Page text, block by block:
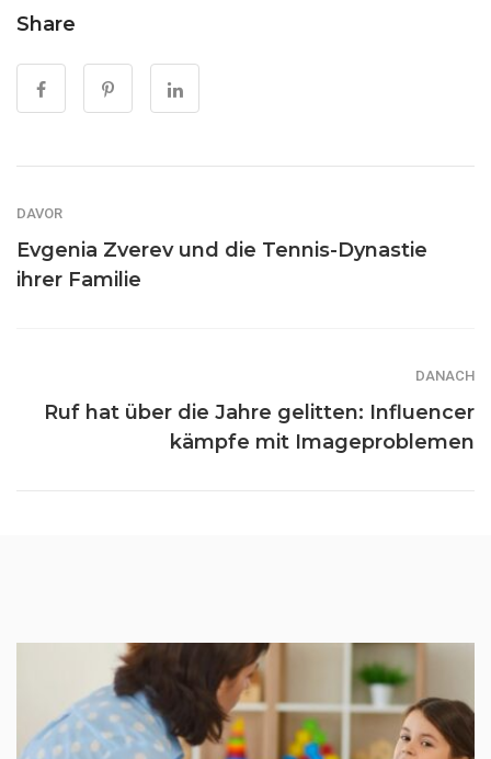
Share
DAVOR
Evgenia Zverev und die Tennis-Dynastie
ihrer Familie
DANACH
Ruf hat über die Jahre gelitten: Influencer
kämpfe mit Imageproblemen